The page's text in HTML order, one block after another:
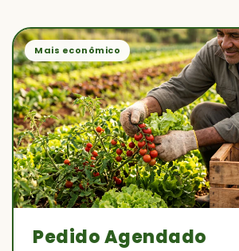
Mais econômico
Pedido Agendado